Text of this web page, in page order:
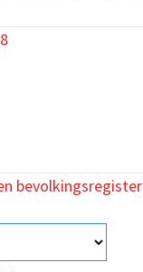
bevolkingsregister